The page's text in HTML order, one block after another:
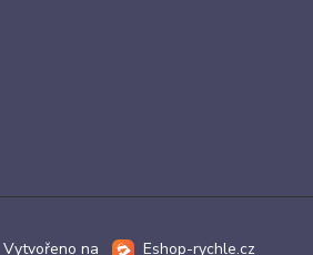
Vytvořeno na Eshop-rychle.cz